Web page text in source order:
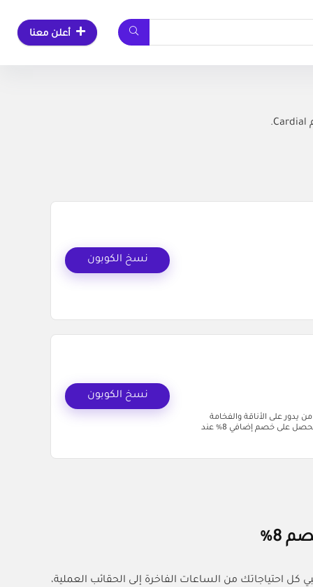
أعلن معنا
نسخ الكوبون
هلا بكل من يدور على الأناقة والفخامة
بأسعار أوفر داخل السعودية. الآن تقدر تستخدم كود خصم كارديال (MH61) وتحصل على خصم إضافي 8% عند
نسخ الكوبون
8%
كل احتياجاتك من الساعات الفاخرة إلى الحقائب العملية،